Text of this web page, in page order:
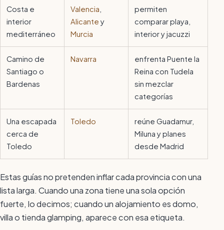
Costa e
interior
mediterráneo
Valencia
Alicante y
Murcia
permiten
comparar playa,
interior y jacuzzi
Camino de
Santiago o
Bardenas
Navarra
enfrenta Puente la
Reina con Tudela
sin mezclar
categorías
Una escapada
cerca de
Toledo
Toledo
reúne Guadamur,
Miluna y planes
desde Madrid
Estas guías no pretenden inflar cada provincia con una
lista larga. Cuando una zona tiene una sola opción
fuerte, lo decimos; cuando un alojamiento es domo,
villa o tienda glamping, aparece con esa etiqueta.